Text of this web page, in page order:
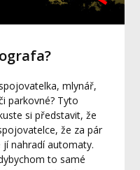
mlynář,
parkovné? Tyto
si představit, že
že za pár
nahradí automaty.
to samé